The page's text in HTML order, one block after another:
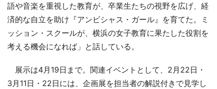
語や音楽を重視した教育が、卒業生たちの視野を広げ、経
済的な自立を助け『アンビシャス・ガール』を育てた。ミ
ッション・スクールが、横浜の女子教育に果たした役割を
考える機会になれば」と話している。
展示は4月19日まで。関連イベントとして、2月22日・
3月11日・22日には、企画展を担当者の解説付きで見学し